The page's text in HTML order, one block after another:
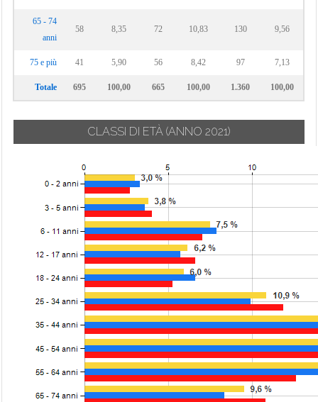
65 - 74
anni
58 8,35 72 10,83 130 9,56
75 e più 41 5,90 56 8,42 97 7,13
Totale 695 100,00 665 100,00 1.360 100,00
CLASSI DI ETÀ (ANNO 2021)